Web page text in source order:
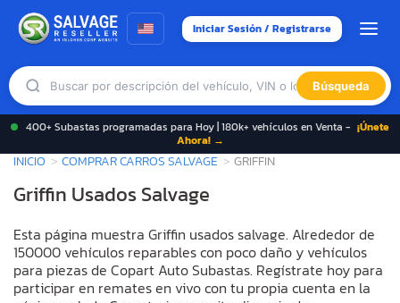
Iniciar Sesión / Registrarse
Búsqueda
400+ Subastas programadas para Hoy | 180k+ vehículos en Venta - ¡Únete
Ahora! →
INICIO COMPRAR CARROS SALVAGE GRIFFIN
Griffin Usados Salvage
Esta página muestra Griffin usados salvage. Alrededor de
150000 vehículos reparables con poco daño y vehículos
para piezas de Copart Auto Subastas. Regístrate hoy para
participar en remates en vivo con tu propia cuenta en la